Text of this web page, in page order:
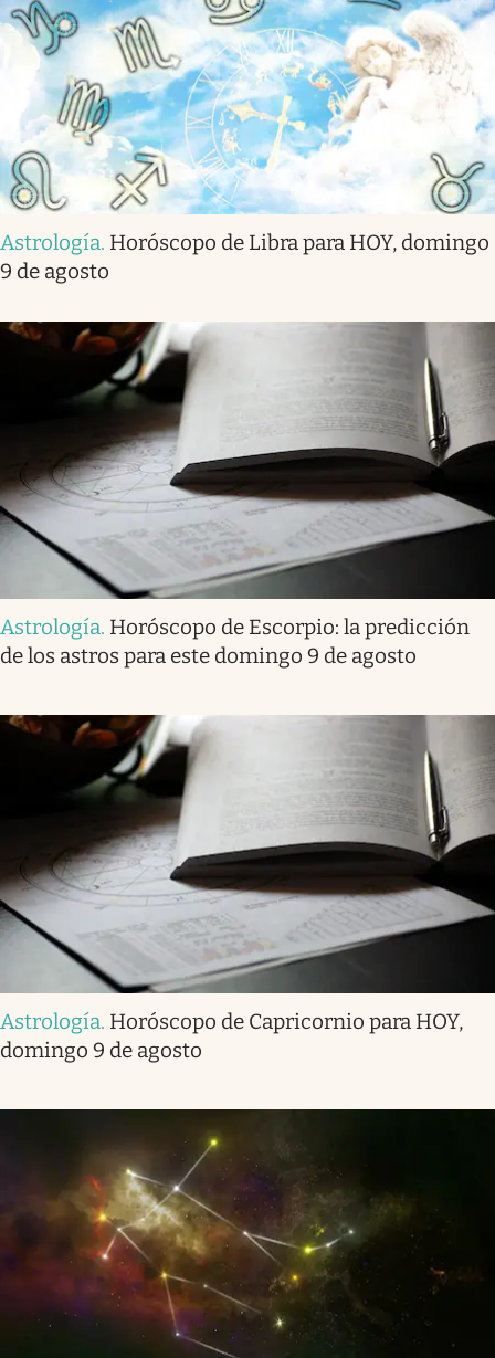
Astrología. Horóscopo de Libra para HOY, domingo
9 de agosto
Astrología. Horóscopo de Escorpio: la predicción
de los astros para este domingo 9 de agosto
Astrología. Horóscopo de Capricornio para HOY,
domingo 9 de agosto